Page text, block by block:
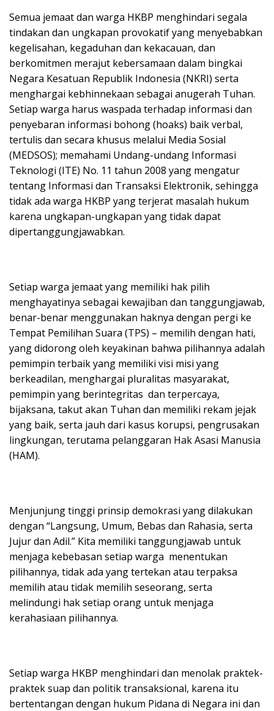
Semua jemaat dan warga HKBP menghindari segala
tindakan dan ungkapan provokatif yang menyebabkan
kegelisahan, kegaduhan dan kekacauan, dan
berkomitmen merajut kebersamaan dalam bingkai
Negara Kesatuan Republik Indonesia (NKRI) serta
menghargai kebhinnekaan sebagai anugerah Tuhan.
Setiap warga harus waspada terhadap informasi dan
penyebaran informasi bohong (hoaks) baik verbal,
tertulis dan secara khusus melalui Media Sosial
(MEDSOS); memahami Undang-undang Informasi
Teknologi (ITE) No. 11 tahun 2008 yang mengatur
tentang Informasi dan Transaksi Elektronik, sehingga
tidak ada warga HKBP yang terjerat masalah hukum
karena ungkapan-ungkapan yang tidak dapat
dipertanggungjawabkan.
Setiap warga jemaat yang memiliki hak pilih
menghayatinya sebagai kewajiban dan tanggungjawab,
benar-benar menggunakan haknya dengan pergi ke
Tempat Pemilihan Suara (TPS) – memilih dengan hati,
yang didorong oleh keyakinan bahwa pilihannya adalah
pemimpin terbaik yang memiliki visi misi yang
berkeadilan, menghargai pluralitas masyarakat,
pemimpin yang berintegritas dan terpercaya,
bijaksana, takut akan Tuhan dan memiliki rekam jejak
yang baik, serta jauh dari kasus korupsi, pengrusakan
lingkungan, terutama pelanggaran Hak Asasi Manusia
(HAM).
Menjunjung tinggi prinsip demokrasi yang dilakukan
dengan “Langsung, Umum, Bebas dan Rahasia, serta
Jujur dan Adil.” Kita memiliki tanggungjawab untuk
menjaga kebebasan setiap warga menentukan
pilihannya, tidak ada yang tertekan atau terpaksa
memilih atau tidak memilih seseorang, serta
melindungi hak setiap orang untuk menjaga
kerahasiaan pilihannya.
Setiap warga HKBP menghindari dan menolak praktek-
praktek suap dan politik transaksional, karena itu
bertentangan dengan hukum Pidana di Negara ini dan